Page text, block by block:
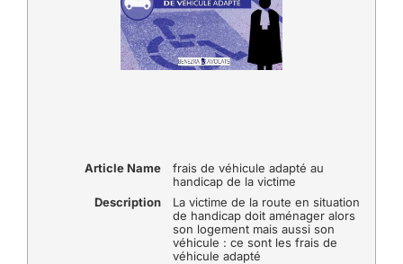
Article Name
frais de véhicule adapté au
handicap de la victime
Description
La victime de la route en situation
de handicap doit aménager alors
son logement mais aussi son
véhicule : ce sont les frais de
véhicule adapté